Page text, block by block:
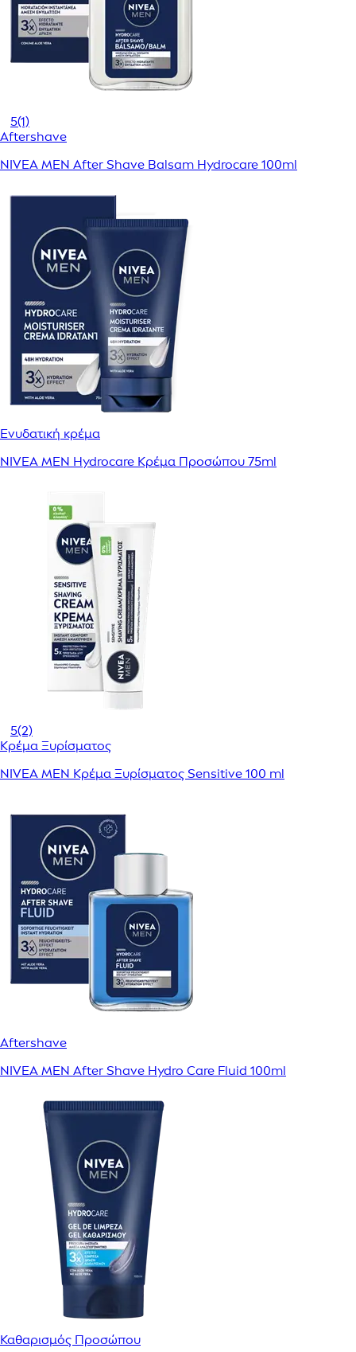
5(1)
Aftershave
NIVEA MEN After Shave Balsam Hydrocare 100ml
Ενυδατική κρέμα
NIVEA MEN Hydrocare Κρέμα Προσώπου 75ml
5(2)
Κρέμα Ξυρίσματος
NIVEA MEN Κρέμα Ξυρίσματος Sensitive 100 ml
Aftershave
NIVEA MEN After Shave Hydro Care Fluid 100ml
Καθαρισμός Προσώπου